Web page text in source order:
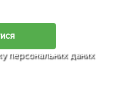
персональних даних